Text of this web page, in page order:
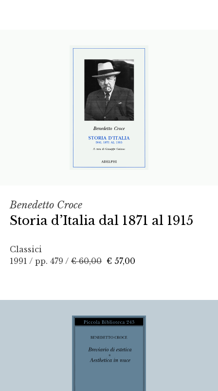
Benedetto Croce
Storia d’Italia dal 1871 al 1915
Classici
1991 / pp. 479 / € 60,00 € 57,00